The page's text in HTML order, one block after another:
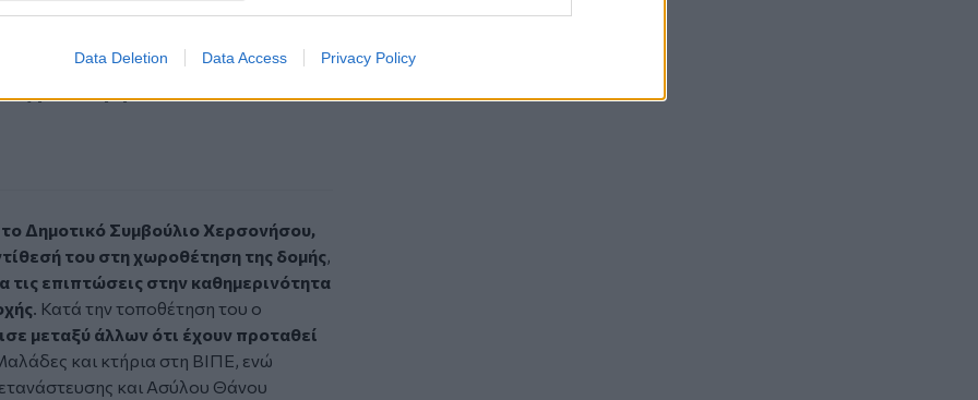
Data Deletion Data Access Privacy Policy
είπε τίποτα δεν έχει
το Δημοτικό Συμβούλιο Χερσονήσου,
του στη χωροθέτηση της δομής,
τις επιπτώσεις στην καθημερινότητα
. Κατά την τοποθέτηση του ο
μεταξύ άλλων ότι έχουν προταθεί
και κτήρια στη ΒΙΠΕ, ενώ
και Ασύλου Θάνου